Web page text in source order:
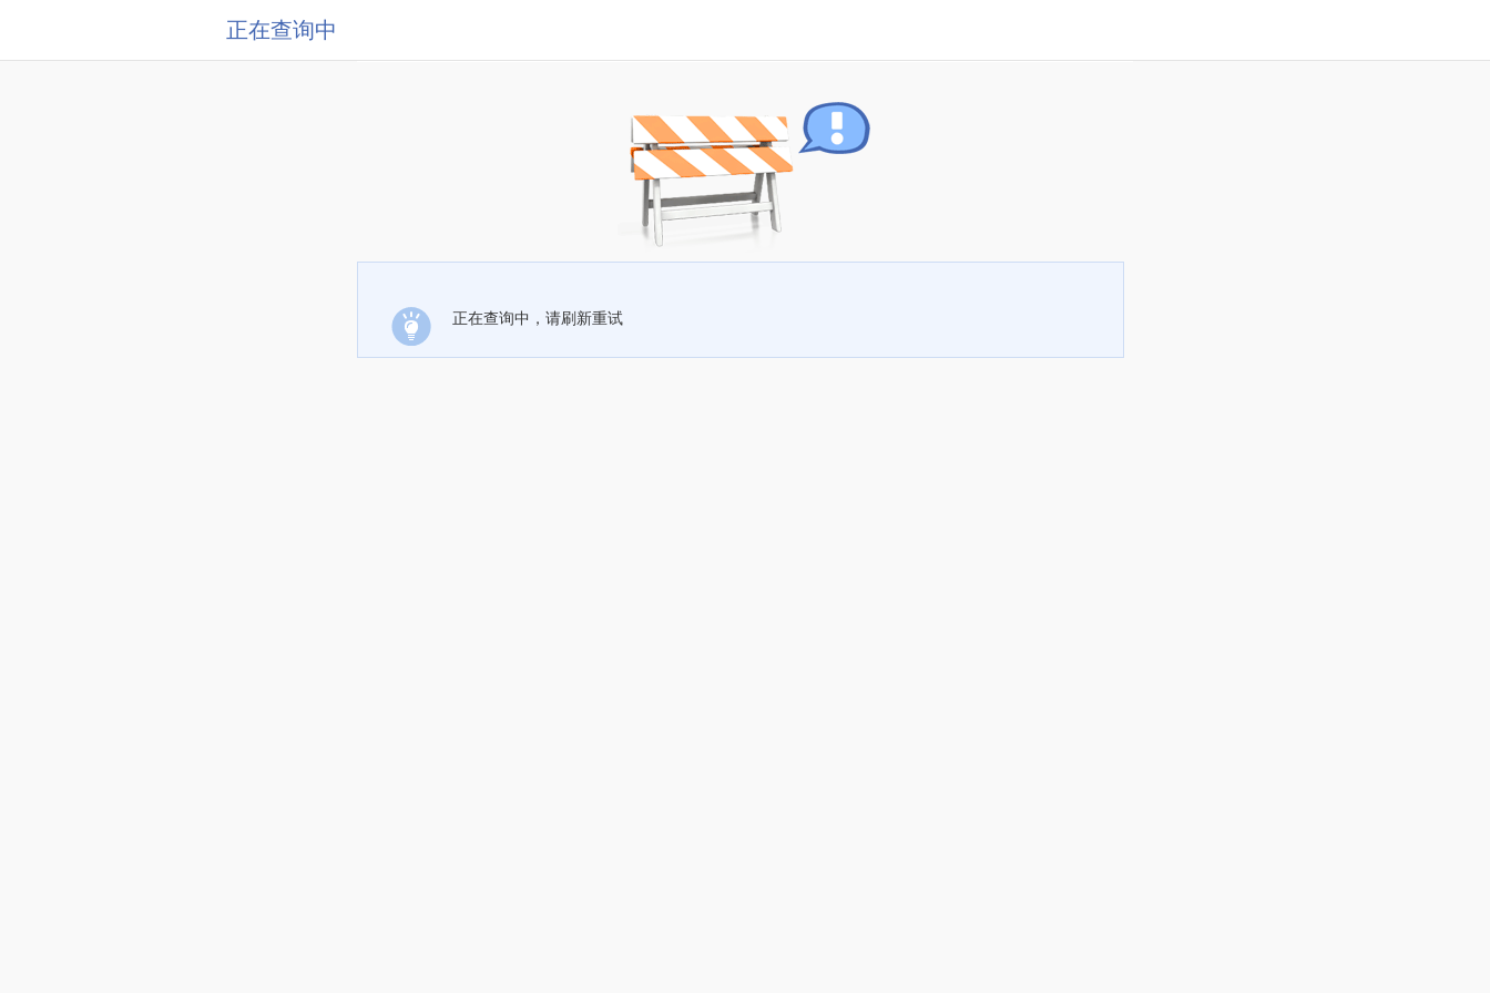
正在查询中
正在查询中，请刷新重试